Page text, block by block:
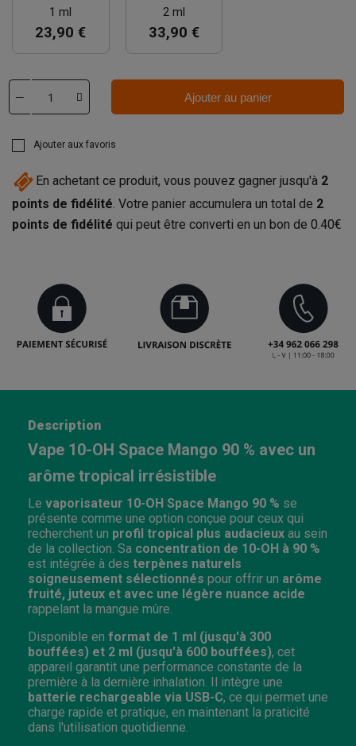
1 ml
23,90 €
2 ml
33,90 €
Ajouter au panier
Ajouter aux favoris
En achetant ce produit, vous pouvez gagner jusqu'à 2
points de fidélité. Votre panier accumulera un total de 2
points de fidélité qui peut être converti en un bon de 0.40€
Description
Vape 10-OH Space Mango 90 % avec un
arôme tropical irrésistible
Le vaporisateur 10-OH Space Mango 90 % se
présente comme une option conçue pour ceux qui
recherchent un profil tropical plus audacieux au sein
de la collection. Sa concentration de 10-OH à 90 %
est intégrée à des terpènes naturels
soigneusement sélectionnés pour offrir un arôme
fruité, juteux et avec une légère nuance acide
rappelant la mangue mûre.
Disponible en format de 1 ml (jusqu'à 300
bouffées) et 2 ml (jusqu'à 600 bouffées), cet
appareil garantit une performance constante de la
première à la dernière inhalation. Il intègre une
batterie rechargeable via USB-C, ce qui permet une
charge rapide et pratique, en maintenant la praticité
dans l'utilisation quotidienne.